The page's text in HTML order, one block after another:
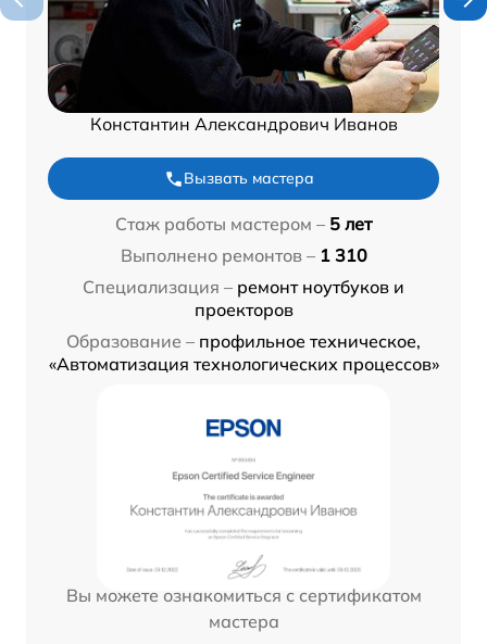
Константин Александрович Иванов
Вызвать мастера
Стаж работы мастером – 5 лет
Выполнено ремонтов – 1 310
Специализация – ремонт ноутбуков и
проекторов
Образование – профильное техническое,
«Автоматизация технологических процессов»
Вы можете ознакомиться с сертификатом
мастера